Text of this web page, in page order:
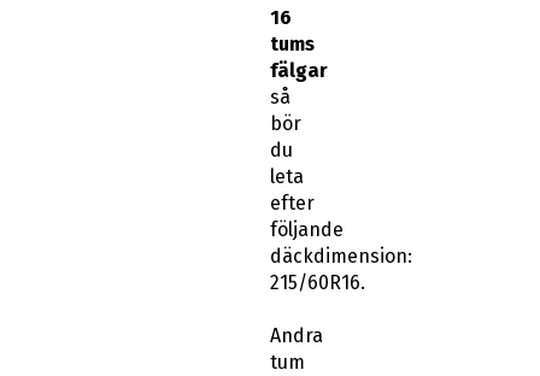
16
tums
fälgar
så
bör
du
leta
efter
följande
däckdimension:
215/60R16.
Andra
tum